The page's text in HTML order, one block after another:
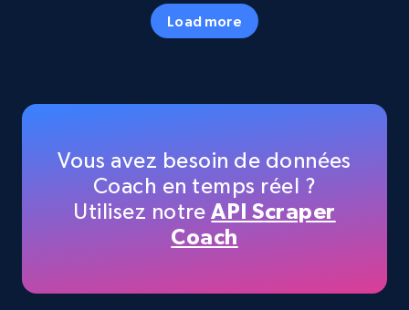
Specifications, Image urls, Top reviews, and
URL, Title, Available, Description, Currency, Initial
Load more
Vous avez besoin de données
Coach en temps réel ?
Utilisez notreAPI Scraper
Coach